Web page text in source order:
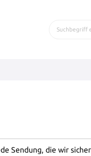
Sendung, die wir